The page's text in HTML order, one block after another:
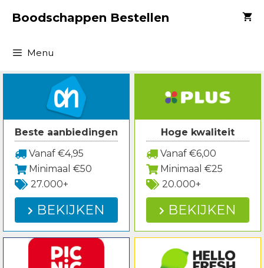
naarBoodschappen Bestellen
Menu
Beste aanbiedingen
Vanaf €4,95
Minimaal €50
27.000+
BEKIJKEN
Hoge kwaliteit
Vanaf €6,00
Minimaal €25
20.000+
BEKIJKEN